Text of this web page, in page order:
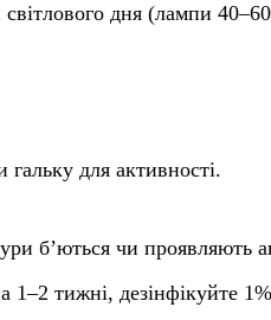
дня (лампи
гальку для активності.
б’ються чи проявляють
тижні, дезінфікуйте